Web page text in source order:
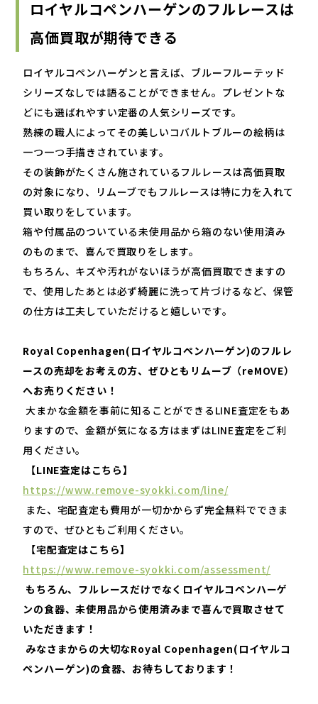
ロイヤルコペンハーゲンのフルレースは
高価買取が期待できる
ロイヤルコペンハーゲンと言えば、ブルーフルーテッド
シリーズなしでは語ることができません。プレゼントな
どにも選ばれやすい定番の人気シリーズです。
熟練の職人によってその美しいコバルトブルーの絵柄は
一つ一つ手描きされています。
その装飾がたくさん施されているフルレースは高価買取
の対象になり、リムーブでもフルレースは特に力を入れて
買い取りをしています。
箱や付属品のついている未使用品から箱のない使用済み
のものまで、喜んで買取りをします。
もちろん、キズや汚れがないほうが高価買取できますの
で、使用したあとは必ず綺麗に洗って片づけるなど、保管
の仕方は工夫していただけると嬉しいです。
Royal Copenhagen( ロイヤルコペンハーゲン)のフルレ
ースの売却をお考えの方、ぜひともリムーブ（reMOVE）
へお売りください！
大まかな金額を事前に知ることができる LINE査定をもあ
りますので、金額が気になる方はまずはLINE査定をご利
用ください。
【LINE査定はこちら】
https://www.remove-syokki.com/line/
また、宅配査定も費用が一切かからず完全無料でできま
すので、ぜひともご利用ください。
【宅配査定はこちら】
https://www.remove-syokki.com/assessment/
もちろん、フルレースだけでなくロイヤルコペンハーゲ
ンの食器、未使用品から使用済みまで喜んで買取させて
いただきます！
みなさまからの大切なRoyal Copenhagen( ロイヤルコ
ペンハーゲン)の食器、お待ちしております！